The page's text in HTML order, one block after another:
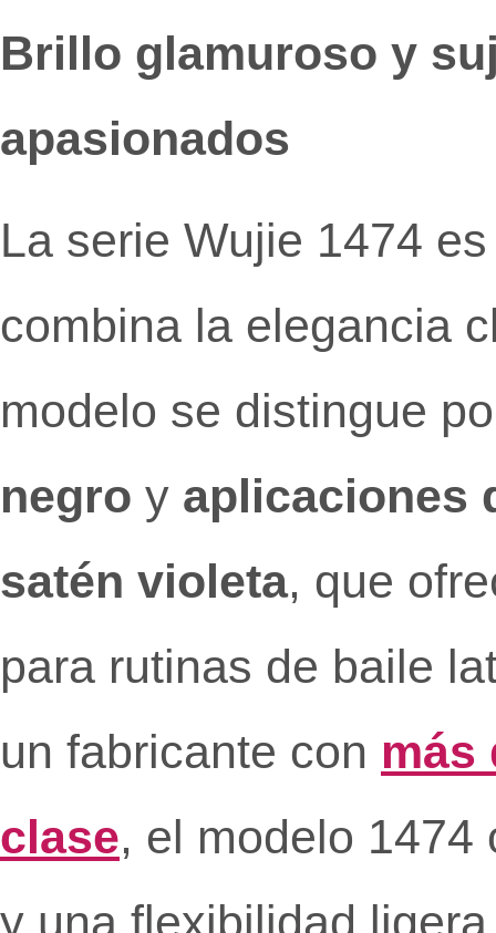
Brillo glamuroso y
apasionados
La serie Wujie 1474
combina la elegancia
modelo se distingue
negro y aplicaciones
satén violeta, que
para rutinas de baile
un fabricante con más
clase, el modelo 1474
y una flexibilidad